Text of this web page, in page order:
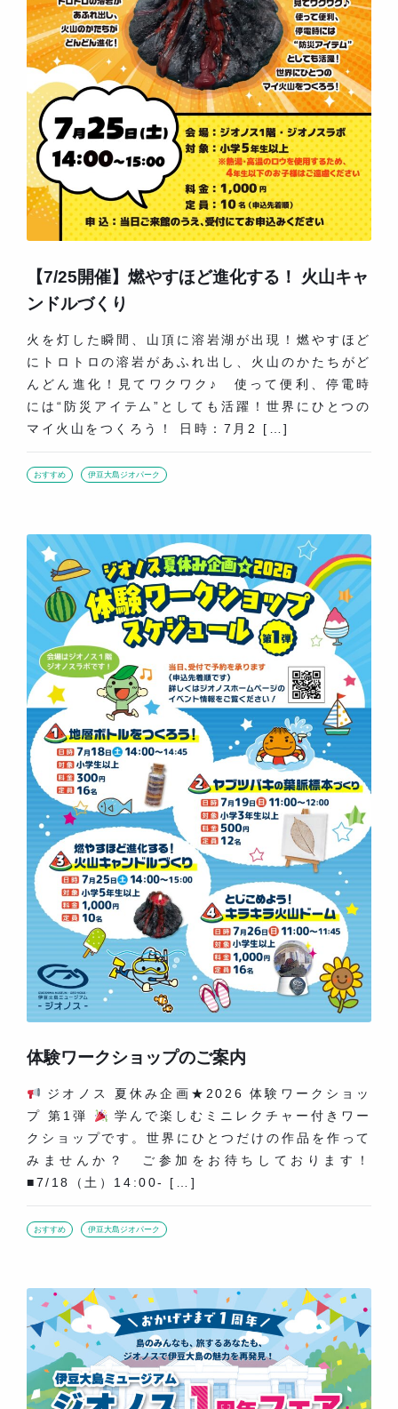
【7/25開催】燃やすほど進化する！ 火山キャ
ンドルづくり
火を灯した瞬間、山頂に溶岩湖が出現！燃やすほど
にトロトロの溶岩があふれ出し、火山のかたちがど
んどん進化！見てワクワク♪ 使って便利、停電時
には“防災アイテム”としても活躍！世界にひとつの
マイ火山をつくろう！ 日時：7月2 […]
おすすめ 伊豆大島ジオパーク
体験ワークショップのご案内
ジオノス 夏休み企画★2026 体験ワークショッ
プ 第1弾
学んで楽しむミニレクチャー付きワー
クショップです。世界にひとつだけの作品を作って
みませんか？ ご参加をお待ちしております！
■7/18（土）14:00- […]
おすすめ 伊豆大島ジオパーク